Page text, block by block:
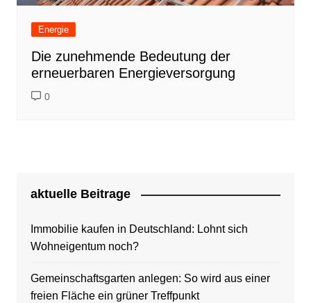
Energie
Die zunehmende Bedeutung der
erneuerbaren Energieversorgung
0
aktuelle Beitrage
Immobilie kaufen in Deutschland: Lohnt sich
Wohneigentum noch?
Gemeinschaftsgarten anlegen: So wird aus einer
freien Fläche ein grüner Treffpunkt